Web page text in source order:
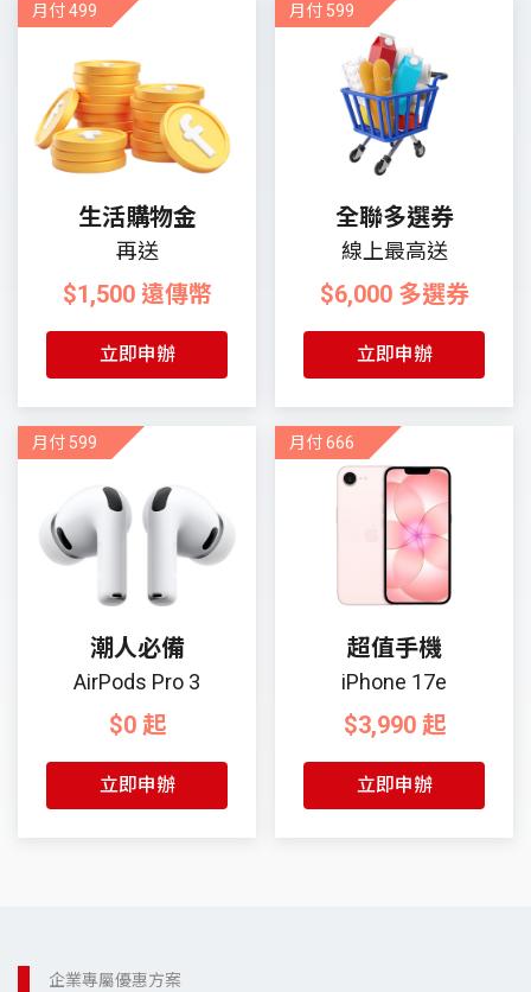
月付 499
生活購物金
再送
$1,500 遠傳幣
立即申辦
月付 599
全聯多選券
線上最高送
$6,000 多選券
立即申辦
月付 599
潮人必備
AirPods Pro 3
$0 起
立即申辦
月付 666
超值手機
iPhone 17e
$3,990 起
立即申辦
企業專屬優惠方案